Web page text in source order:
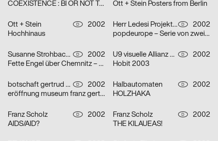
COEXISTENCE : BI OR NOT TO BE
Ott + Stein Posters from Berlin
Ott + Stein D
2002
Hochhinaus
Herr Ledesi Projekt- und Werbeagentur D
2002
popdeurope – Serie von zwei Plakaten
Susanne Strohbach, Ralf Wolfermann D
2002
Fette Engel über Chemnitz – Serie von vier Plakaten
U9 visuelle Allianz GmbH D
2002
Hobit 2003
botschaft gertrud nolte visuelle kommunikation und beratung D
2002
eröffnung museum franz gertsch
Halbautomaten D
2002
HOLZHAKA
Franz Scholz D
2002
AIDS/AID?
Franz Scholz D
2002
THE KILAUEAS!